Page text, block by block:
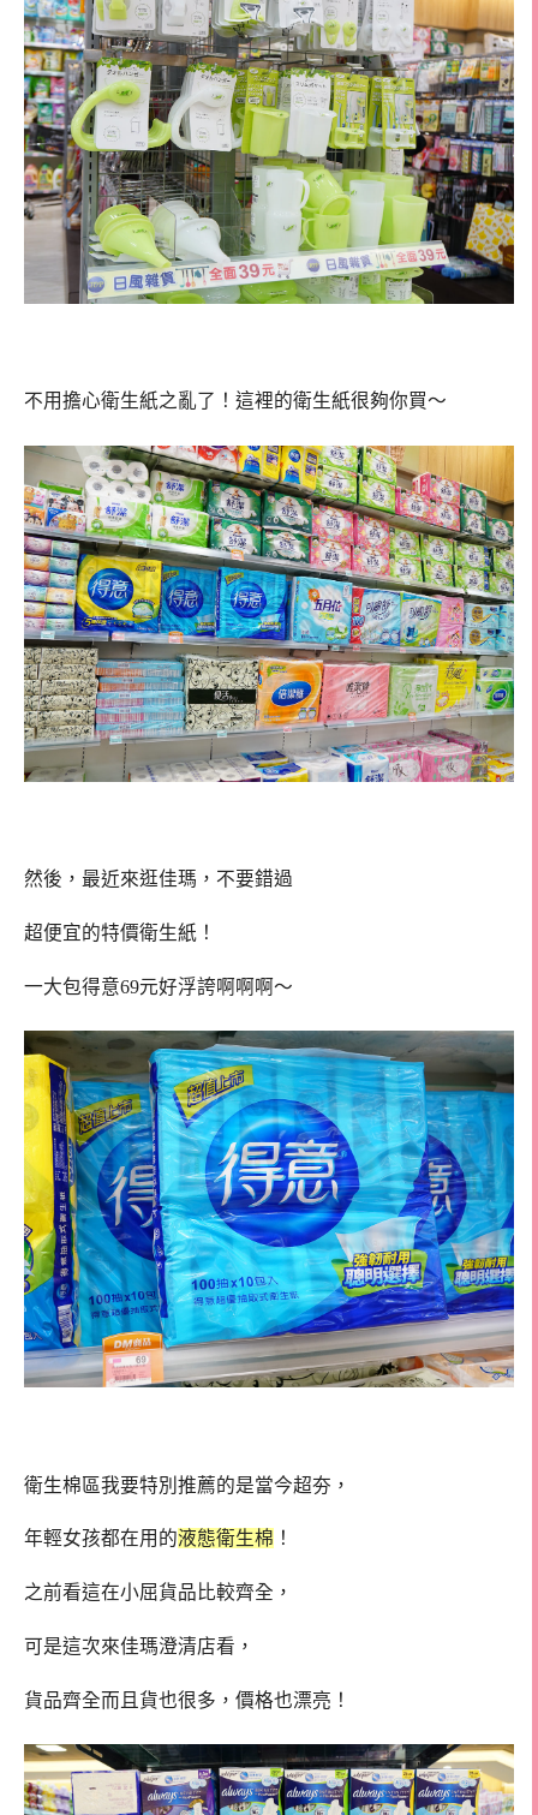
不用擔心衛生紙之亂了！這裡的衛生紙很夠你買～
然後，最近來逛佳瑪，不要錯過
超便宜的特價衛生紙！
一大包得意69元好浮誇啊啊啊～
衛生棉區我要特別推薦的是當今超夯，
年輕女孩都在用的液態衛生棉 ！
之前看這在小屈貨品比較齊全，
可是這次來佳瑪澄清店看，
貨品齊全而且貨也很多，價格也漂亮！